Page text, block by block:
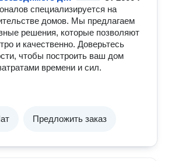
специализируется на
домов. Мы предлагаем
решения, которые позволяют
и качественно. Доверьтесь
чтобы построить ваш дом
времени и сил.
Предложить заказ